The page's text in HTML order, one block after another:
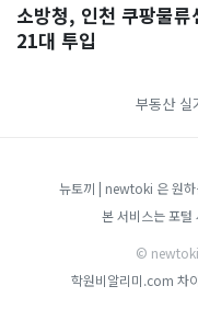
소방청, 인천 쿠팡물
21대 투입
부동산 실
뉴토끼 | newtoki 은 원하
본 서비스는 포털
© newtoki
학원비알리미.com 차